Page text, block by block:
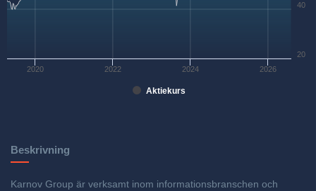
Aktiekurs
2020 2022 2024 2026
20
40
Beskrivning
Karnov Group är verksamt inom informationsbranschen och